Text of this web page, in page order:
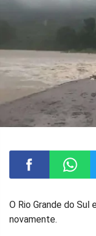
Compartilhar
O Rio Grande do
novamente.